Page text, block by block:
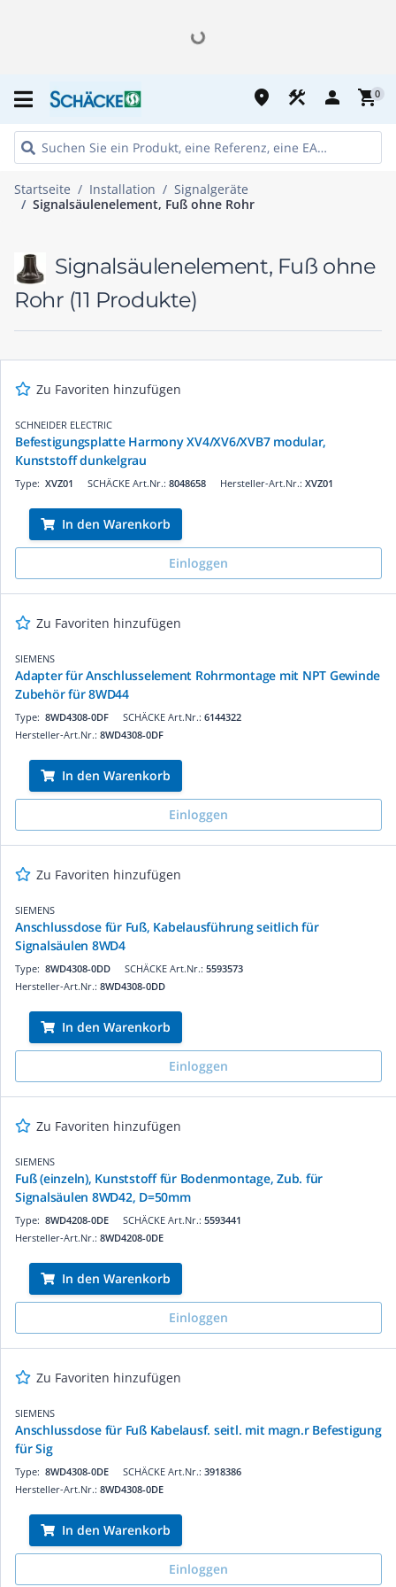
place construction person shopping_cart0
Startseite Installation
Signalgeräte
Signalsäulenelement, Fuß ohne Rohr
Signalsäulenelement, Fuß ohne
Rohr (11 Produkte)
Zu Favoriten hinzufügen
SCHNEIDER ELECTRIC
Befestigungsplatte Harmony XV4/XV6/XVB7 modular,
Kunststoff dunkelgrau
SCHÄCKE Art.Nr.: 8048658
Type: XVZ01 Hersteller-Art.Nr.: XVZ01
In den Warenkorb
Einloggen
Zu Favoriten hinzufügen
SIEMENS
Adapter für Anschlusselement Rohrmontage mit NPT Gewinde
Zubehör für 8WD44
SCHÄCKE Art.Nr.: 6144322
Type: 8WD4308-0DF
Hersteller-Art.Nr.: 8WD4308-0DF
In den Warenkorb
Einloggen
Zu Favoriten hinzufügen
SIEMENS
Anschlussdose für Fuß, Kabelausführung seitlich für
Signalsäulen 8WD4
SCHÄCKE Art.Nr.: 5593573
Type: 8WD4308-0DD
Hersteller-Art.Nr.: 8WD4308-0DD
In den Warenkorb
Einloggen
Zu Favoriten hinzufügen
SIEMENS
Fuß (einzeln), Kunststoff für Bodenmontage, Zub. für
Signalsäulen 8WD42, D=50mm
SCHÄCKE Art.Nr.: 5593441
Type: 8WD4208-0DE
Hersteller-Art.Nr.: 8WD4208-0DE
In den Warenkorb
Einloggen
Zu Favoriten hinzufügen
SIEMENS
Anschlussdose für Fuß Kabelausf. seitl. mit magn.r Befestigung
für Sig
SCHÄCKE Art.Nr.: 3918386
Type: 8WD4308-0DE
Hersteller-Art.Nr.: 8WD4308-0DE
In den Warenkorb
Einloggen